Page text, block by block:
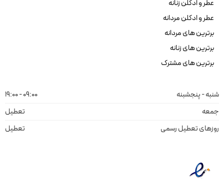
عطر و ادکلن زنانه
عطر و ادکلن مردانه
برترین های مردانه
برترین های زنانه
برترین های مشترک
شنبه - پنجشبنه
09:00 - 19:00
جمعه
تعطیل
روزهای تعطیل رسمی
تعطیل